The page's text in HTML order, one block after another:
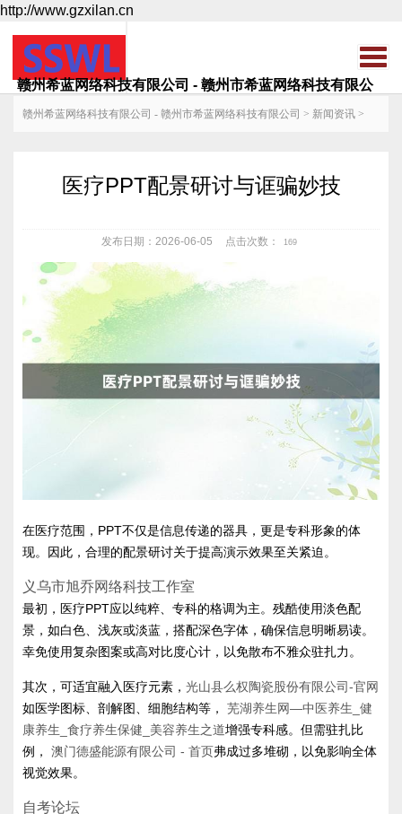
http://www.gzxilan.cn
赣州希蓝网络科技有限公司 - 赣州市希蓝网络科技有限公
司
赣州希蓝网络科技有限公司 - 赣州市希蓝网络科技有限公司 > 新闻资讯 >
医疗PPT配景研讨与诓骗妙技
发布日期：2026-06-05 点击次数： 169
在医疗范围，PPT不仅是信息传递的器具，更是专科形象的体
现。因此，合理的配景研讨关于提高演示效果至关紧迫。
义乌市旭乔网络科技工作室
最初，医疗PPT应以纯粹、专科的格调为主。残酷使用淡色配
景，如白色、浅灰或淡蓝，搭配深色字体，确保信息明晰易读。
幸免使用复杂图案或高对比度心计，以免散布不雅众驻扎力。
其次，可适宜融入医疗元素， 光山县么权陶瓷股份有限公司-官网
如医学图标、剖解图、细胞结构等， 芜湖养生网—中医养生_健
康养生_食疗养生保健_美容养生之道增强专科感。但需驻扎比
例， 澳门德盛能源有限公司 - 首页弗成过多堆砌，以免影响全体
视觉效果。
自考论坛